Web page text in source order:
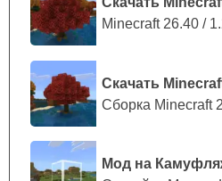
Minecraft 26.40 /
Скачать
Сборка Minecraft